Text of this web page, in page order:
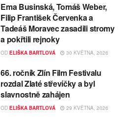
Ema Businská, Tomáš Weber,
Filip František Červenka a
Tadeáš Moravec zasadili stromy
a pokřtili rejnoky
OD ELIŠKA BARTLOVÁ 30 KVĚTNA, 2026
66. ročník Zlín Film Festivalu
rozdal Zlaté střevíčky a byl
slavnostně zahájen
OD ELIŠKA BARTLOVÁ 29 KVĚTNA, 2026